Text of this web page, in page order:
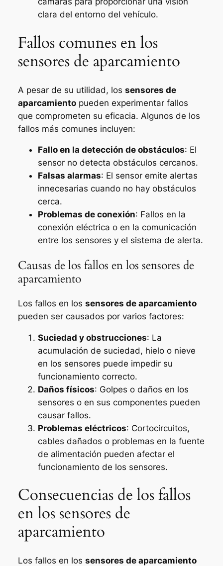
clara del entorno del vehículo.
Fallos comunes en los
sensores de aparcamiento
A pesar de su utilidad, los sensores de
aparcamientopueden experimentar fallos
que comprometen su eficacia. Algunos de los
fallos más comunes incluyen:
Fallo en la detección de obstáculos: El
sensor no detecta obstáculos cercanos.
Falsas alarmas: El sensor emite alertas
innecesarias cuando no hay obstáculos
cerca.
Problemas de conexión: Fallos en la
conexión eléctrica o en la comunicación
entre los sensores y el sistema de alerta.
Causas de los fallos en los sensores de
aparcamiento
Los fallos en los sensores de aparcamiento
pueden ser causados por varios factores:
Suciedad y obstrucciones: La
acumulación de suciedad, hielo o nieve
en los sensores puede impedir su
funcionamiento correcto.
Daños físicos: Golpes o daños en los
sensores o en sus componentes pueden
causar fallos.
Problemas eléctricos: Cortocircuitos,
cables dañados o problemas en la fuente
de alimentación pueden afectar el
funcionamiento de los sensores.
Consecuencias de los fallos
en los sensores de
aparcamiento
Los fallos en los sensores de aparcamiento